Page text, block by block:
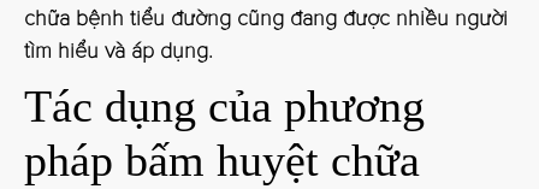
chữa bệnh tiểu đường cũng đang được nhiều người
tìm hiểu và áp dụng.
Tác dụng của phương
pháp bấm huyệt chữa